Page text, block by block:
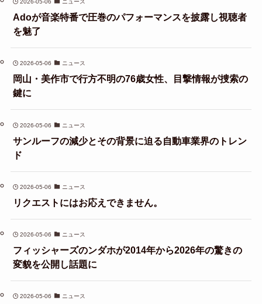
2026-05-06 ニュース
Adoが音楽特番で圧巻のパフォーマンスを披露し視聴者
を魅了
2026-05-06 ニュース
岡山・美作市で行方不明の76歳女性、目撃情報が捜索の
鍵に
2026-05-06 ニュース
サンルーフの減少とその背景に迫る自動車業界のトレン
ド
2026-05-06 ニュース
リクエストにはお応えできません。
2026-05-06 ニュース
フィッシャーズのンダホが2014年から2026年の驚きの
変貌を公開し話題に
2026-05-06 ニュース